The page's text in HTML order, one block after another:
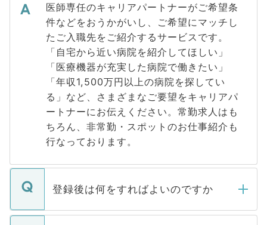
医師専任のキャリアパートナーがご希望条
件などをおうかがいし、ご希望にマッチし
たご入職先をご紹介するサービスです。
「自宅から近い病院を紹介してほしい」
「医療機器が充実した病院で働きたい」
「年収1,500万円以上の病院を探してい
る」など、さまざまなご要望をキャリアパ
ートナーにお伝えください。常勤求人はも
ちろん、非常勤・スポットのお仕事紹介も
行なっております。
登録後は何をすればよいのですか
ご登録いただきましたら、弊社担当者がご